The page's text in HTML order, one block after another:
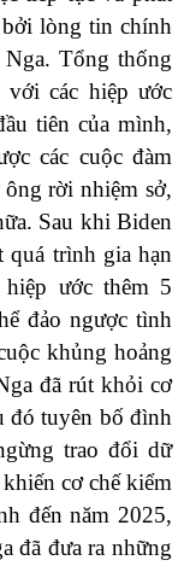
lòng tin chính
Tổng thống
các hiệp ước
tiên của mình,
các cuộc đàm
rời nhiệm sở,
Sau khi Biden
quá trình gia hạn
ước thêm 5
đảo ngược tình
khủng hoảng
đã rút khỏi cơ
đó tuyên bố đình
trao đổi dữ
cơ chế kiểm
đến năm 2025,
đã đưa ra những